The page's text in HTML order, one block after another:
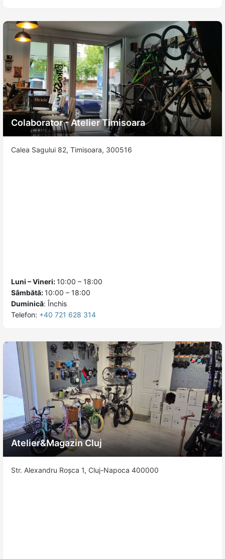
Colaborator - Atelier Timisoara
Calea Sagului 82, Timisoara, 300516
Luni – Vineri:10:00 – 18:00
Sâmbătă:10:00 – 18:00
Duminică: Închis
Telefon: +40 721 628 314
Atelier&Magazin Cluj
Str. Alexandru Roșca 1, Cluj-Napoca 400000